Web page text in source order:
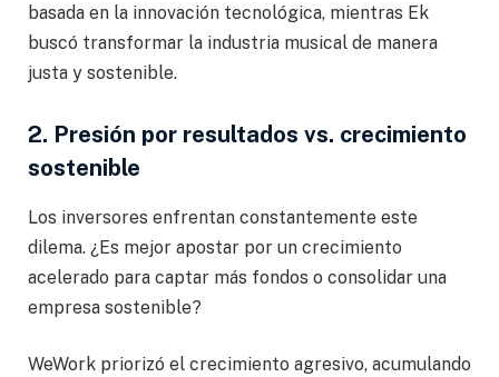
basada en la innovación tecnológica, mientras Ek
buscó transformar la industria musical de manera
justa y sostenible.
2. Presión por resultados vs. crecimiento
sostenible
Los inversores enfrentan constantemente este
dilema. ¿Es mejor apostar por un crecimiento
acelerado para captar más fondos o consolidar una
empresa sostenible?
WeWork priorizó el crecimiento agresivo, acumulando